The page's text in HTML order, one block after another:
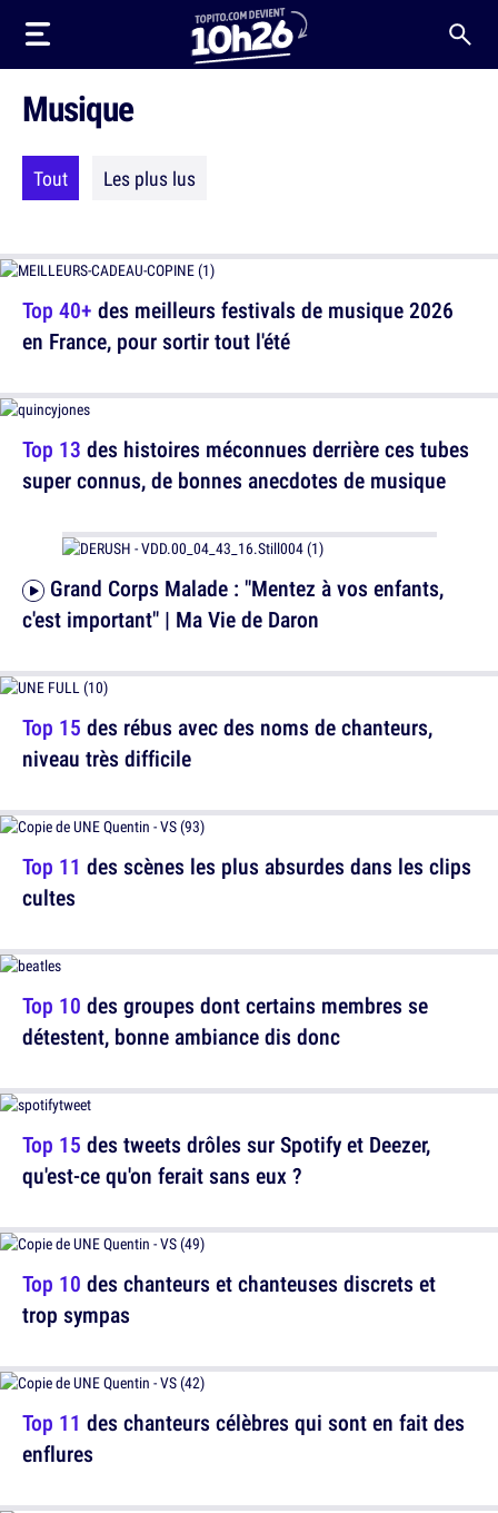
Musique
Tout Les plus lus
Top 40+ des meilleurs festivals de musique 2026
en France, pour sortir tout l'été
Top 13 des histoires méconnues derrière ces tubes
super connus, de bonnes anecdotes de musique
Top 15 des rébus avec des noms de chanteurs,
niveau très difficile
Top 11 des scènes les plus absurdes dans les clips
cultes
Top 15 des tweets drôles sur Spotify et Deezer,
qu'est-ce qu'on ferait sans eux ?
Top 11 des chanteurs célèbres qui sont en fait des
enflures
c'est important" | Ma Vie de Daron
Top 10 des groupes dont certains membres se
détestent, bonne ambiance dis donc
Top 10 des chanteurs et chanteuses discrets et
trop sympas